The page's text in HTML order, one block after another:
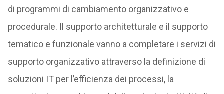
di programmi di cambiamento organizzativo e
procedurale. Il supporto architetturale e il supporto
tematico e funzionale vanno a completare i servizi di
supporto organizzativo attraverso la definizione di
soluzioni IT per l’efficienza dei processi, la